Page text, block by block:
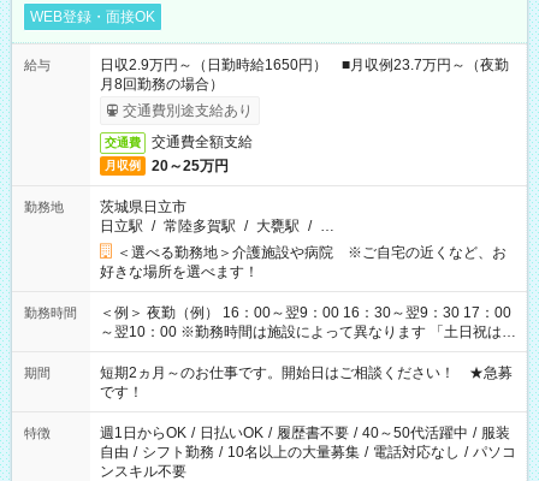
WEB登録・面接OK
給与
日収2.9万円～（日勤時給1650円） ■月収例23.7万円～（夜勤
月8回勤務の場合）
交通費別途支給あり
交通費 交通費全額支給
月収例 20～25万円
勤務地
茨城県日立市
日立駅 / 常陸多賀駅 / 大甕駅 / …
＜選べる勤務地＞介護施設や病院 ※ご自宅の近くなど、お
好きな場所を選べます！
勤務時間
＜例＞ 夜勤（例） 16：00～翌9：00 16：30～翌9：30 17：00
～翌10：00 ※勤務時間は施設によって異なります 「土日祝は休
みたい」 「しっかり稼ぎたい」 「もう少し遅い時間から始めた
い」など ご希望にあったお仕事をご案内いたします。 ※未経験
の方の場合は1～2ヶ月間は日中での仕事を経験いただき、 お
仕事に慣れてからの夜勤になります。 ★家庭の都合でお休みが
必要な場合も遠慮なくご相談ください。
期間
短期2ヵ月～のお仕事です。開始日はご相談ください！ ★急募
です！
特徴 週1日からOK / 日払いOK / 履歴書不要 / 40～50代活躍中 / 服装
自由 / シフト勤務 / 10名以上の大量募集 / 電話対応なし / パソコ
ンスキル不要